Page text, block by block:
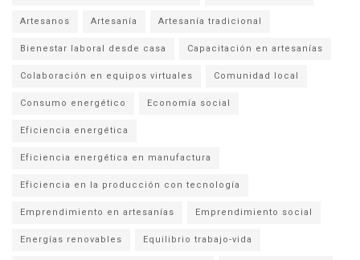
Artesanos Artesanía Artesanía tradicional
Bienestar laboral desde casa Capacitación en artesanías
Colaboración en equipos virtuales Comunidad local
Consumo energético Economía social
Eficiencia energética
Eficiencia energética en manufactura
Eficiencia en la producción con tecnología
Emprendimiento en artesanías Emprendimiento social
Energías renovables Equilibrio trabajo-vida